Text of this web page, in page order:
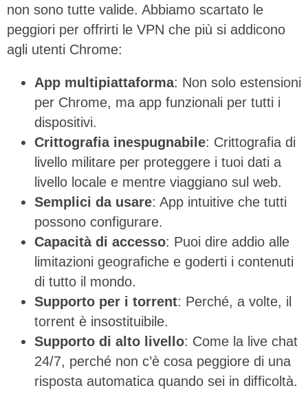
non sono tutte valide. Abbiamo scartato le
peggiori per offrirti le VPN che più si addicono
agli utenti Chrome:
App multipiattaforma: Non solo estensioni
per Chrome, ma app funzionali per tutti i
dispositivi.
Crittografia inespugnabile: Crittografia di
livello militare per proteggere i tuoi dati a
livello locale e mentre viaggiano sul web.
Semplici da usare: App intuitive che tutti
possono configurare.
Capacità di accesso: Puoi dire addio alle
limitazioni geografiche e goderti i contenuti
di tutto il mondo.
Supporto per i torrent: Perché, a volte, il
torrent è insostituibile.
Supporto di alto livello: Come la live chat
24/7, perché non c’è cosa peggiore di una
risposta automatica quando sei in difficoltà.